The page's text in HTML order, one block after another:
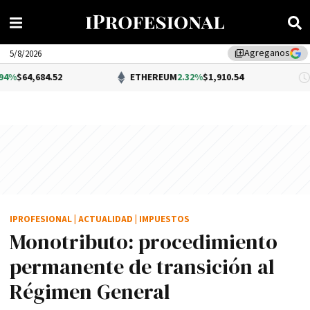
library_addAgreganos
5/8/2026
ETHEREUM2.32%$1,910.54
Monotributo: procedimiento
permanente de transición al
Régimen General
IPROFESIONAL ACTUALIDAD IMPUESTOS